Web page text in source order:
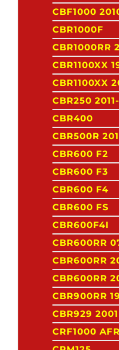
CBF1000
CBR1000F
CBR1000RR
CBR1100XX
CBR1100XX
CBR250
CBR400
CBR500R
CBR600 F2
CBR600 F3
CBR600 F4
CBR600 FS
CBR600F4I
CBR600RR
CBR600RR
CBR600RR
CBR900RR
CBR929 2001
CRF1000